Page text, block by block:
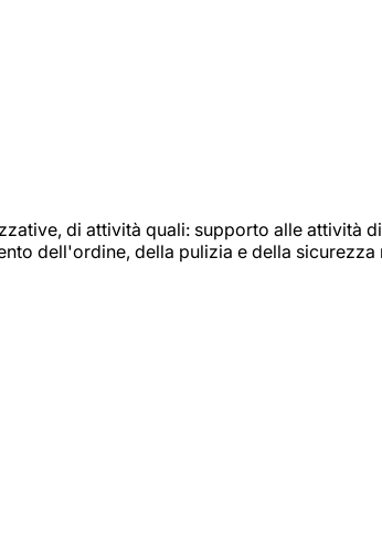
di attività quali: supporto alle attività
dell'ordine, della pulizia e della sicurezza